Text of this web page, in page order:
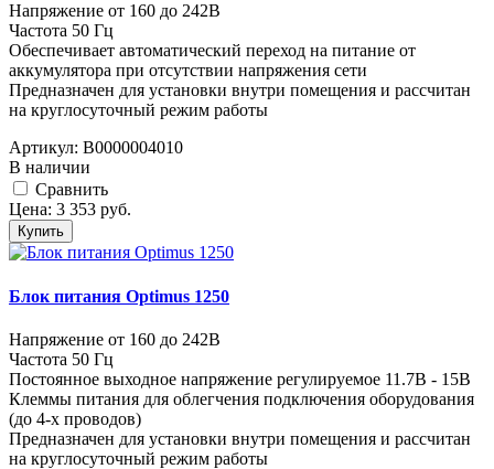
Напряжение от 160 до 242В
Частота 50 Гц
Обеспечивает автоматический переход на питание от
аккумулятора при отсутствии напряжения сети
Предназначен для установки внутри помещения и рассчитан
на круглосуточный режим работы
Артикул: В0000004010
В наличии
Cравнить
Цена: 3 353 руб.
Купить
Блок питания Optimus 1250
Напряжение от 160 до 242В
Частота 50 Гц
Постоянное выходное напряжение регулируемое 11.7В - 15В
Клеммы питания для облегчения подключения оборудования
(до 4-х проводов)
Предназначен для установки внутри помещения и рассчитан
на круглосуточный режим работы